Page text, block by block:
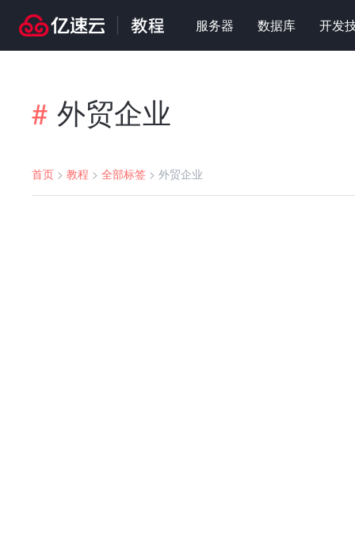
服务器 数据库 开发
# 外贸企业
首页 > 教程 > 全部标签 > 外贸企业